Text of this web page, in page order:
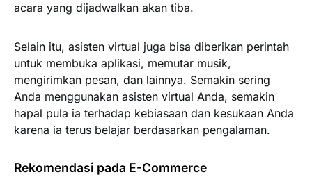
acara yang dijadwalkan akan tiba.
Selain itu, asisten virtual juga bisa diberikan perintah
untuk membuka aplikasi, memutar musik,
mengirimkan pesan, dan lainnya. Semakin sering
Anda menggunakan asisten virtual Anda, semakin
hapal pula ia terhadap kebiasaan dan kesukaan Anda
karena ia terus belajar berdasarkan pengalaman.
Rekomendasi pada E-Commerce